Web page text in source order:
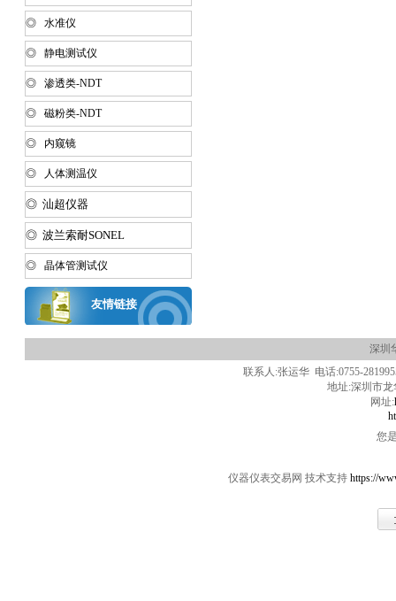
◎ 水准仪
◎ 静电测试仪
◎ 渗透类-NDT
◎ 磁粉类-NDT
◎ 内窥镜
◎ 人体测温仪
◎ 汕超仪器
◎ 波兰索耐SONEL
◎ 晶体管测试仪
友情链接
深圳
联系人:张运华 电话:0755-
地址:深圳市
网址:
您
仪器仪表交易网 技术支持 https://